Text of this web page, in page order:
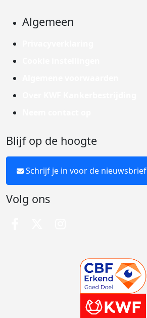
Algemeen
Blijf op de hoogte
Schrijf je in voor de nieuwsbrief
Volg ons